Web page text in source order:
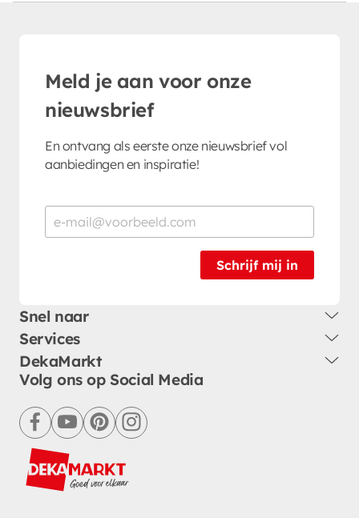
Meld je aan voor onze
nieuwsbrief
En ontvang als eerste onze nieuwsbrief vol
aanbiedingen en inspiratie!
Schrijf mij in
Snel naar
Services
DekaMarkt
Volg ons op Social Media
facebookyoutubepinterestinstagram